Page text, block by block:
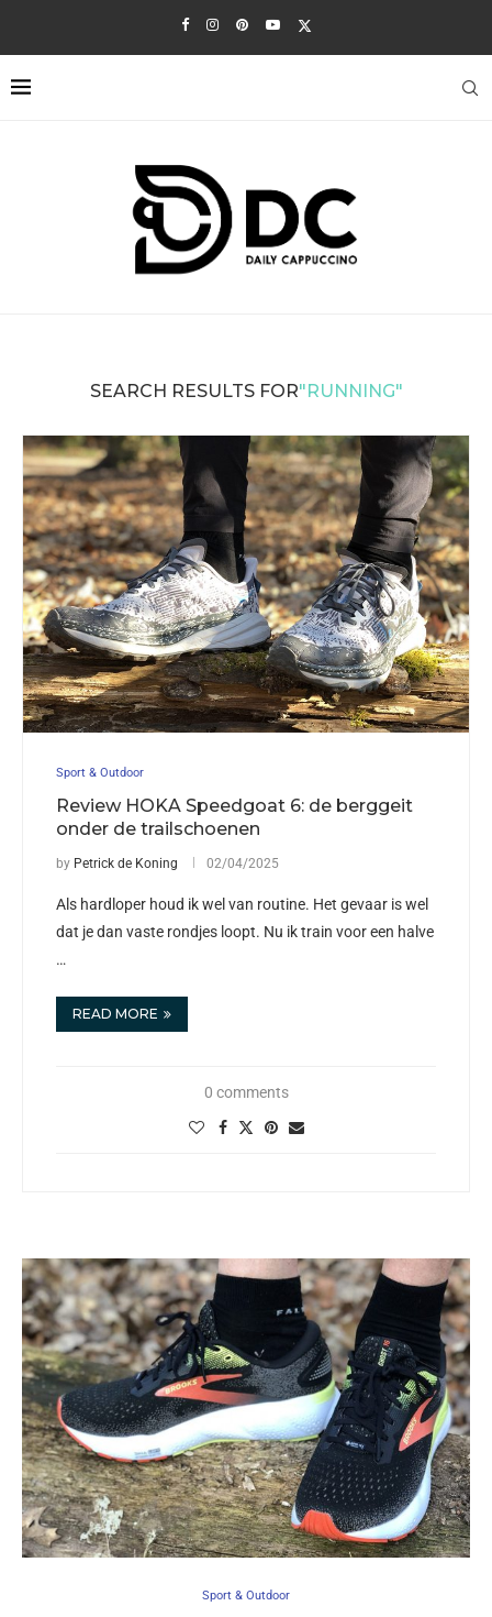
SEARCH RESULTS FOR"RUNNING"
Sport & Outdoor
Review HOKA Speedgoat 6: de berggeit
onder de trailschoenen
by Petrick de Koning 02/04/2025
Als hardloper houd ik wel van routine. Het gevaar is wel
dat je dan vaste rondjes loopt. Nu ik train voor een halve
…
READ MORE
0 comments
Sport & Outdoor